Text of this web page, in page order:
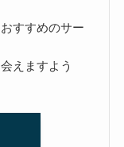
すすめのサー
えますよう